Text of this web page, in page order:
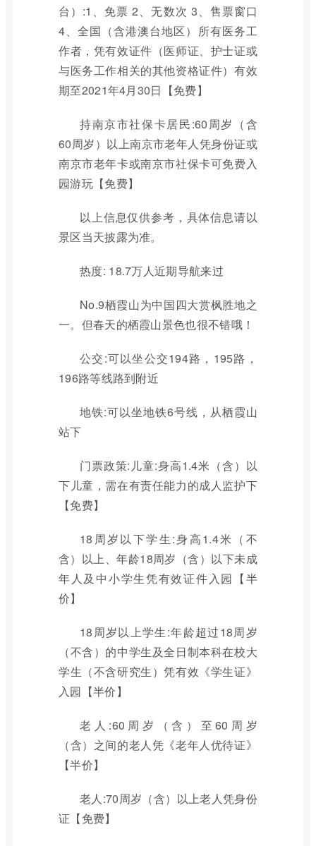
台）:1、免票 2、无数次 3、售票窗口
4、全国（含港澳台地区）所有医务工
作者，凭有效证件（医师证、护士证或
与医务工作相关的其他资格证件）有效
期至2021年4月30日【免费】
持南京市社保卡居民:60周岁（含
60周岁）以上南京市老年人凭身份证或
南京市老年卡或南京市社保卡可免费入
园游玩【免费】
以上信息仅供参考，具体信息请以
景区当天披露为准。
热度: 18.7万人近期导航来过
No.9栖霞山为中国四大赏枫胜地之
一。但春天的栖霞山景色也很不错哦！
公交:可以坐公交194路，195路，
196路等线路到附近
地铁:可以坐地铁6号线，从栖霞山
站下
门票政策:儿童:身高1.4米（含）以
下儿童，需在有责任能力的成人监护下
【免费】
18周岁以下学生:身高1.4米（不
含）以上、年龄18周岁（含）以下未成
年人及中小学生凭有效证件入园【半
价】
18周岁以上学生:年龄超过18周岁
（不含）的中学生及全日制本科在校大
学生（不含研究生）凭有效《学生证》
入园【半价】
老人:60周岁（含）至60周岁
（含）之间的老人凭《老年人优待证》
【半价】
老人:70周岁（含）以上老人凭身份
证【免费】